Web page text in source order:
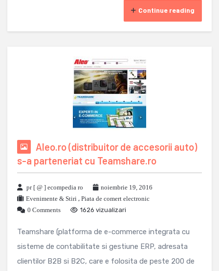
Continue reading
Aleo.ro (distribuitor de accesorii auto)
s-a parteneriat cu Teamshare.ro
pr [ @ ] ecompedia ro
noiembrie 19, 2016
Evenimente & Stiri , Piata de comert electronic
0 Comments
1626 vizualizari
Teamshare (platforma de e-commerce integrata cu
sisteme de contabilitate si gestiune ERP, adresata
clientilor B2B si B2C, care e folosita de peste 200 de